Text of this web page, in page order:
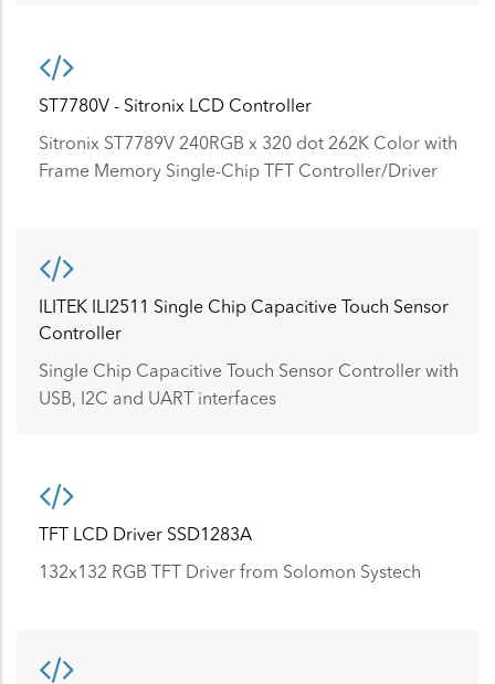
ST7780V - Sitronix LCD Controller
Sitronix ST7789V 240RGB x 320 dot 262K Color with
Frame Memory Single-Chip TFT Controller/Driver
ILITEK ILI2511 Single Chip Capacitive Touch Sensor
Controller
Single Chip Capacitive Touch Sensor Controller with
USB, I2C and UART interfaces
TFT LCD Driver SSD1283A
132x132 RGB TFT Driver from Solomon Systech